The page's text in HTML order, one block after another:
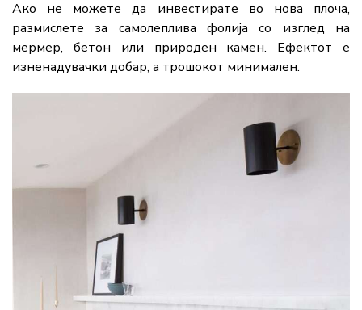
Ако не можете да инвестирате во нова плоча,
размислете за самолеплива фолија со изглед на
мермер, бетон или природен камен. Ефектот е
изненадувачки добар, а трошокот минимален.